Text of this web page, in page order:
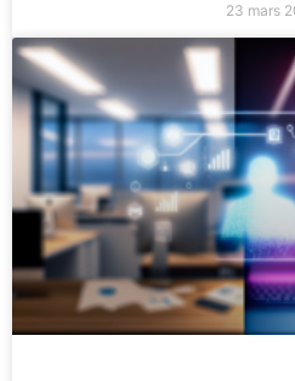
23 mars